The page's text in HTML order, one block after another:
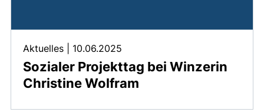
Sozialer Projekttag bei Winzerin
Christine Wolfram
Aktuelles 10.06.2025